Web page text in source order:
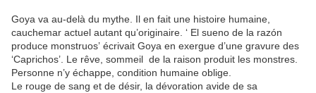
Goya va au-delà du mythe. Il en fait une histoire humaine,
cauchemar actuel autant qu’originaire. ‘ El sueno de la razón
produce monstruos’ écrivait Goya en exergue d’une gravure des
‘Caprichos’. Le rêve sommeil de la raison produit les monstres.
Personne n’y échappe, condition humaine oblige.
Le rouge de sang et de désir, la dévoration avide de sa